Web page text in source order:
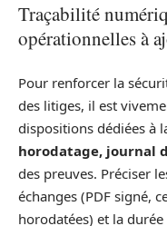
Traçabilité
opérationnelles à
Pour renforcer la
des litiges, il est
dispositions dédiées à
horodatage, journal
des preuves. Préciser
échanges (PDF signé,
horodatées) et la durée